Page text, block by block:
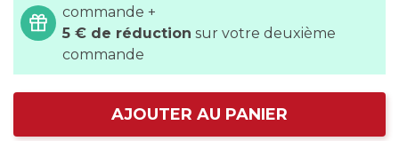
commande +
5 € de réduction sur votre deuxième
commande
AJOUTER AU PANIER